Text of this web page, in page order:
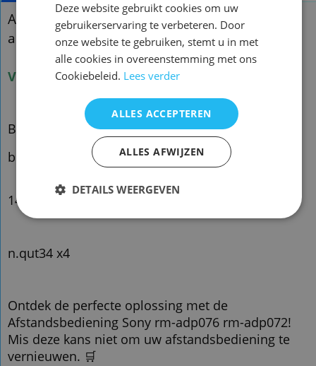
Afstandsbediening Sony RM-ADP077 rm-
adp076
Voorraad nieuw: 1 ( rm-adp076 zie foto 2 )
BDV-NF720 BDVNF620BDV-NF620
bdv-n990w
148994311
n.qut34 x4
Ontdek de perfecte oplossing met de
Afstandsbediening Sony rm-adp076 rm-adp072!
Mis deze kans niet om uw afstandsbediening te
vernieuwen. 🛒
Deze website gebruikt cookies om uw
gebruikerservaring te verbeteren. Door
onze website te gebruiken, stemt u in met
alle cookies in overeenstemming met ons
Cookiebeleid. Lees verder
ALLES ACCEPTEREN
ALLES AFWIJZEN
DETAILS WEERGEVEN